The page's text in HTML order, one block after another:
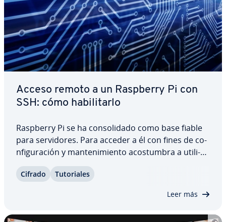
Acceso remoto a un Raspberry Pi con
SSH: cómo ha­bi­li­tar­lo
Raspberry Pi se ha co­n­so­li­da­do como base fiable
para se­r­vi­do­res. Para acceder a él con fines de co­
n­fi­gu­ra­ción y ma­n­te­ni­mie­n­to aco­s­tu­m­bra a uti­li­
red, uti­li­za­n­do SSH (Secure Shell) como protocolo
Cifrado Tu­to­ria­les
Leer más